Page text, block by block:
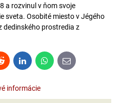
a rozvinul v ňom svoje
sveta. Osobité miesto v Jégého
dedinského prostredia z
Reddit LinkedInWhatsApp
E-
mail
informácie